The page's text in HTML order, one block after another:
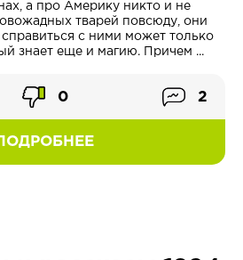
а про Америку никто и не
тварей повсюду, они
с ними может только
знает еще и магию. Причем ...
0 2